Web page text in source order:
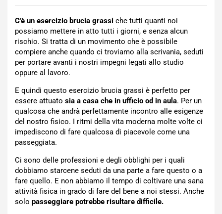
C’è un esercizio brucia grassi che tutti quanti noi
possiamo mettere in atto tutti i giorni, e senza alcun
rischio. Si tratta di un movimento che è possibile
compiere anche quando ci troviamo alla scrivania, seduti
per portare avanti i nostri impegni legati allo studio
oppure al lavoro.
E quindi questo esercizio brucia grassi è perfetto per
essere attuato sia a casa che in ufficio od in aula. Per un
qualcosa che andrà perfettamente incontro alle esigenze
del nostro fisico. I ritmi della vita moderna molte volte ci
impediscono di fare qualcosa di piacevole come una
passeggiata.
Ci sono delle professioni e degli obblighi per i quali
dobbiamo starcene seduti da una parte a fare questo o a
fare quello. E non abbiamo il tempo di coltivare una sana
attività fisica in grado di fare del bene a noi stessi. Anche
solo passeggiare potrebbe risultare difficile.